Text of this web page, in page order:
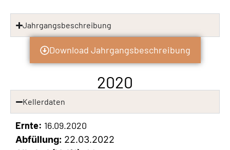
Jahrgangsbeschreibung
Download Jahrgangsbeschreibung
2020
Kellerdaten
Ernte: 16.09.2020
Abfüllung: 22.03.2022